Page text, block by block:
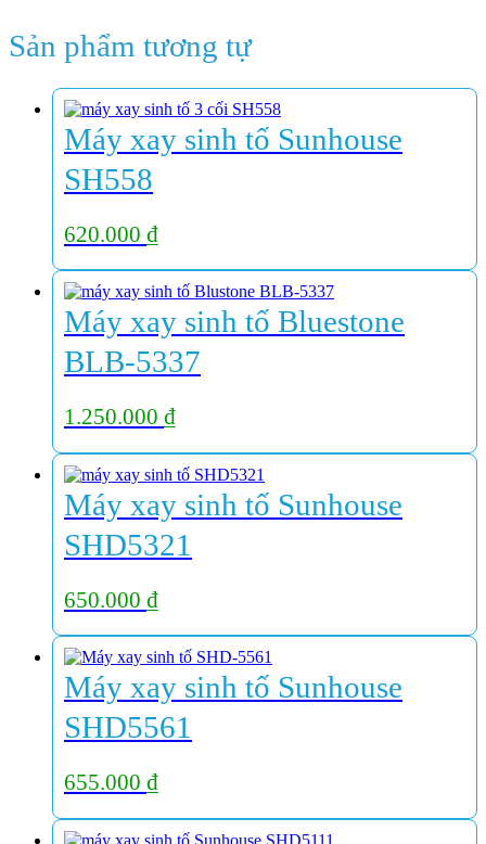
Sản phẩm tương tự
Máy xay sinh tố Sunhouse
SH558
620.000 ₫
Máy xay sinh tố Bluestone
BLB-5337
1.250.000 ₫
Máy xay sinh tố Sunhouse
SHD5321
650.000 ₫
Máy xay sinh tố Sunhouse
SHD5561
655.000 ₫